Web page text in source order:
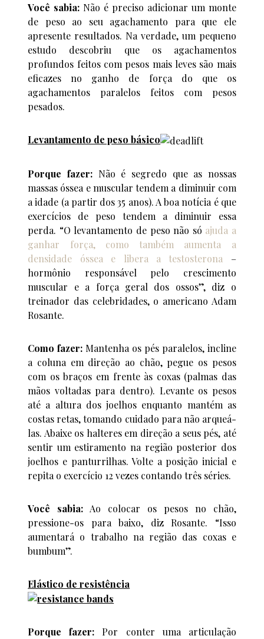
Você sabia: Não é preciso adicionar um monte
de peso ao seu agachamento para que ele
apresente resultados. Na verdade, um pequeno
estudo descobriu que os agachamentos
profundos feitos com pesos mais leves são mais
eficazes no ganho de força do que os
agachamentos paralelos feitos com pesos
pesados.
Levantamento de peso básico
Porque fazer:Não é segredo que as nossas
massas óssea e muscular tendem a diminuir com
a idade (a partir dos 35 anos). A boa notícia é que
exercícios de peso tendem a diminuir essa
perda. “O levantamento de peso não só ajuda a
ganhar força, como também aumenta a
densidade óssea e libera a testosterona –
hormônio responsável pelo crescimento
muscular e a força geral dos ossos”, diz o
treinador das celebridades, o americano Adam
Rosante.
Como fazer: Mantenha os pés paralelos, incline
a coluna em direção ao chão, pegue os pesos
com os braços em frente às coxas (palmas das
mãos voltadas para dentro). Levante os pesos
até a altura dos joelhos enquanto mantém as
costas retas, tomando cuidado para não arqueá-
las. Abaixe os halteres em direção a seus pés, até
sentir um estiramento na região posterior dos
joelhos e panturrilhas. Volte a posição inicial e
repita o exercício 12 vezes contando três séries.
Você sabia: Ao colocar os pesos no chão,
pressione-os para baixo, diz Rosante. “Isso
aumentará o trabalho na região das coxas e
bumbum”.
Elástico de resistência
Porque fazer: Por conter uma articulação